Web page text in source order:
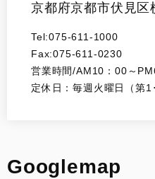
京都府京都市伏見
Tel:075-611-1000
Fax:075-611-0230
営業時間/AM10：00～
定休日：毎週火曜日（第1
Googlemap